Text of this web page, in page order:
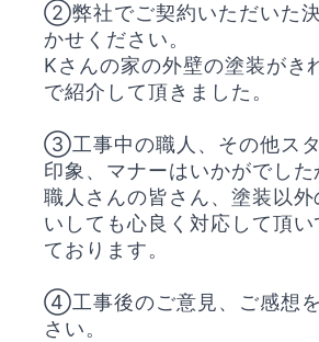
②弊社でご契約いただいた
かせください。
Kさんの家の外壁の塗装がき
で紹介して頂きました。
③工事中の職人、その他スタ
印象、マナーはいかがでした
職人さんの皆さん、塗装以
いしても心良く対応して頂い
ております。
④工事後のご意見、ご感想
さい。